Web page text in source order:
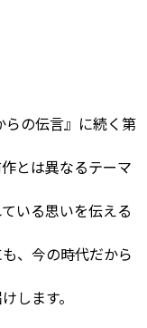
の伝言』に続く第
とは異なるテーマ
いる思いを伝える
、今の時代だから
します。